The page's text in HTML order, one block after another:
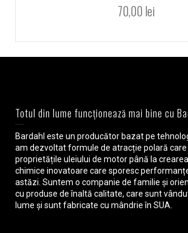
70,00 lei
Totul din lume funcționează mai bine cu
Bardahl este un producător bazat pe
am dezvoltat formule de atracție polară
proprietățile uleiului de motor până la
chimice inovatoare care sporesc
astăzi. Suntem o companie de familie și
cu produse de înaltă calitate, care sunt
lume și sunt fabricate cu mândrie în SUA.